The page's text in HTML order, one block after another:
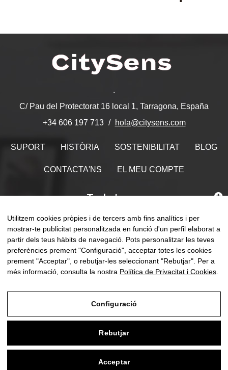
.
C/ Pau del Protectorat 16 local 1, Tarragona, España
+34 606 197 713
hola@citysens.com
SUPORT HISTÒRIA SOSTENIBILITAT BLOG
CONTACTA'NS EL MEU COMPTE
Troba'ns
la
☰
CA 0
Utilitzem cookies pròpies i de tercers amb fins analítics i per
mostrar-te publicitat personalitzada en funció d'un perfil elaborat a
partir dels teus hàbits de navegació. Pots personalitzar les teves
preferències prement "Configuració", acceptar totes les cookies
prement "Acceptar", o rebutjar-les seleccionant "Rebutjar". Per a
més informació, consulta la nostra Política de Privacitat i Cookies
Configuració
Rebutjar
Acceptar